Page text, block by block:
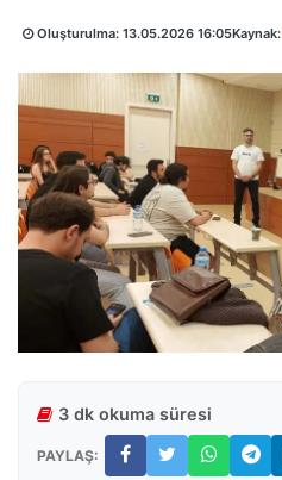
Oluşturulma: 13.05.2026 16:05Kaynak:
3 dk okuma süresi
PAYLAŞ: